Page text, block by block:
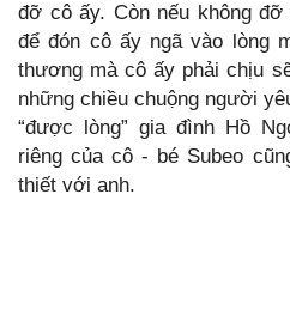
đỡ cô ấy. Còn nếu không
để đón cô ấy ngã vào lòng
thương mà cô ấy phải chịu
những chiều chuộng người
“được lòng” gia đình Hồ
riêng của cô - bé Subeo
thiết với anh.